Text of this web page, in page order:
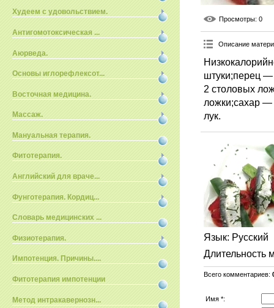
Худеем с удовольствием.
Антигомотоксическая ...
Аюрведа.
Основы иглорефлексот...
Восточная медицина.
Массаж.
Мануальная терапия.
Фитотерапия.
Английский для враче...
Фунготерапия. Кордиц...
Словарь медицинских ...
Физиотерапия.
Импотенция. Причины....
Фитотерапия импотенции
Метод интракавернозн...
Просмотры: 0
Описание
штуки;перец
2 столовых
ложки;сахар —
лук.
Язык: Русский
Длительность
Всего комментариев:
Имя *: